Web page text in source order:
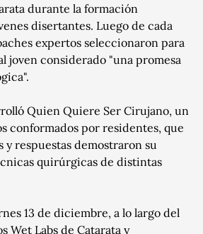
durante la formación
disertantes. Luego de cada
expertos seleccionaron para
joven considerado "una promesa
Quien Quiere Ser Cirujano, un
conformados por residentes, que
respuestas demostraron su
quirúrgicas de distintas
13 de diciembre, a lo largo del
Wet Labs de Catarata y